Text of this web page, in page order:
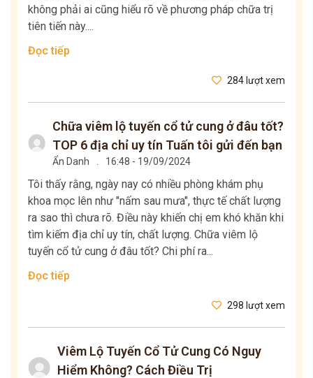
không phải ai cũng hiểu rõ về phương pháp chữa trị
tiên tiến này....
Đọc tiếp
284 lượt xem
Chữa viêm lộ tuyến cổ tử cung ở đâu tốt?
TOP 6 địa chỉ uy tín Tuấn tôi gửi đến bạn
Ẩn Danh 16:48 - 19/09/2024
Tôi thấy rằng, ngày nay có nhiều phòng khám phụ
khoa mọc lên như "nấm sau mưa", thực tế chất lượng
ra sao thì chưa rõ. Điều này khiến chị em khó khăn khi
tìm kiếm địa chỉ uy tín, chất lượng. Chữa viêm lộ
tuyến cổ tử cung ở đâu tốt? Chi phí ra...
Đọc tiếp
298 lượt xem
Viêm Lộ Tuyến Cổ Tử Cung Có Nguy
Hiểm Không? Cách Điều Trị